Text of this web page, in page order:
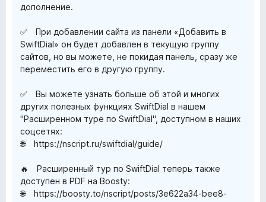
дополнение.
✅ При добавлении сайта из панели «Добавить в
SwiftDial» он будет добавлен в текущую группу
сайтов, но вы можете, не покидая панель, сразу же
переместить его в другую группу.
✅ Вы можете узнать больше об этой и многих
других полезных функциях SwiftDial в нашем
"Расширенном туре по SwiftDial", доступном в наших
соцсетях:
🌐 https://nscript.ru/swiftdial/guide/
🔥 Расширенный тур по SwiftDial теперь также
доступен в PDF на Boosty:
🌐 https://boosty.to/nscript/posts/3e622a34-bee8-